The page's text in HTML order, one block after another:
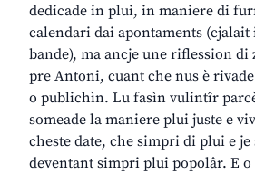
dedicade in plui, in maniere di
calendari dai apontaments
bande), ma ancje une riflession di
pre Antoni, cuant che nus è
o publichìn. Lu fasìn vulintîr
someade la maniere plui juste e
cheste date, che simpri di plui e
deventant simpri plui popolâr. E o